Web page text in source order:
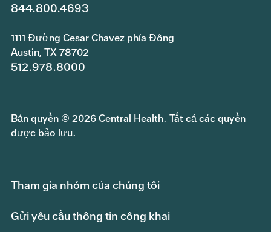
844.800.4693
1111 Đường Cesar Chavez phía Đông
Austin, TX 78702
512.978.8000
Bản quyền © 2026 Central Health. Tất cả các quyền
được bảo lưu.
Tham gia nhóm của chúng tôi
Gửi yêu cầu thông tin công khai